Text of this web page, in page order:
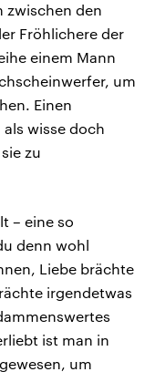
zwischen den
Fröhlichere der
einem Mann
um
Einen
wisse doch
zu
– eine so
denn wohl
Liebe brächte
irgendetwas
ist man in
um